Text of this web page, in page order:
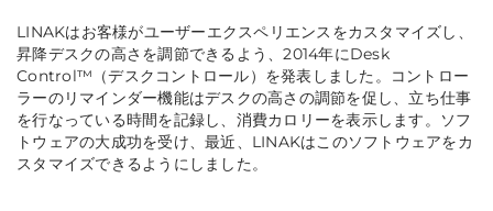
LINAKはお客様がユーザーエクスペリエンスをカスタマイズし、
昇降デスクの高さを調節できるよう、2014年にDesk
Control™（デスクコントロール）を発表しました。コントロー
ラーのリマインダー機能はデスクの高さの調節を促し、立ち仕事
を行なっている時間を記録し、消費カロリーを表示します。ソフ
トウェアの大成功を受け、最近、LINAKはこのソフトウェアをカ
スタマイズできるようにしました。